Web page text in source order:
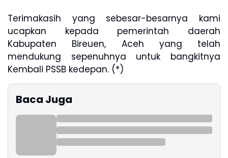
Terimakasih yang sebesar-besarnya kami
ucapkan kepada pemerintah daerah
Kabupaten Bireuen, Aceh yang telah
mendukung sepenuhnya untuk bangkitnya
Kembali PSSB kedepan. (*)
Baca Juga